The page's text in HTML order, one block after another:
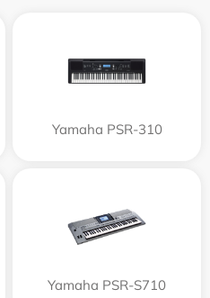
Yamaha PSR-310
Yamaha PSR-S710